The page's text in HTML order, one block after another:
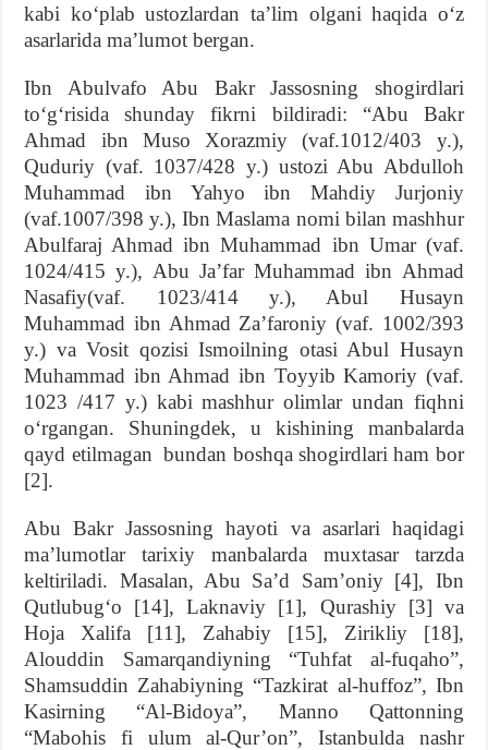
kabi ko‘plab ustozlardan ta’lim olgani haqida o‘z
asarlarida ma’lumot bergan.
Ibn Abulvafo Abu Bakr Jassosning shogirdlari
to‘g‘risida shunday fikrni bildiradi: “Abu Bakr
Ahmad ibn Muso Xorazmiy (vaf.1012/403 y.),
Quduriy (vaf. 1037/428 y.) ustozi Abu Abdulloh
Muhammad ibn Yahyo ibn Mahdiy Jurjoniy
(vaf.1007/398 y.), Ibn Maslama nomi bilan mashhur
Abulfaraj Ahmad ibn Muhammad ibn Umar (vaf.
1024/415 y.), Abu Ja’far Muhammad ibn Ahmad
Nasafiy(vaf. 1023/414 y.), Abul Husayn
Muhammad ibn Ahmad Za’faroniy (vaf. 1002/393
y.) va Vosit qozisi Ismoilning otasi Abul Husayn
Muhammad ibn Ahmad ibn Toyyib Kamoriy (vaf.
1023 /417 y.) kabi mashhur olimlar undan fiqhni
o‘rgangan. Shuningdek, u kishining manbalarda
qayd etilmagan bundan boshqa shogirdlari ham bor
[2].
Abu Bakr Jassosning hayoti va asarlari haqidagi
ma’lumotlar tarixiy manbalarda muxtasar tarzda
keltiriladi. Masalan, Abu Sa’d Sam’oniy [4], Ibn
Qutlubug‘o [14], Laknaviy [1], Qurashiy [3] va
Hoja Xalifa [11], Zahabiy [15], Zirikliy [18],
Alouddin Samarqandiyning “Tuhfat al-fuqaho”,
Shamsuddin Zahabiyning “Tazkirat al-huffoz”, Ibn
Kasirning “Al-Bidoya”, Manno Qattonning
“Mabohis fi ulum al-Qur’on”, Istanbulda nashr